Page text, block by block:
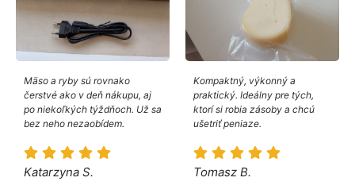
Mäso a ryby sú rovnako
čerstvé ako v deň nákupu, aj
po niekoľkých týždňoch. Už sa
bez neho nezaobídem.
Katarzyna S.
Kompaktný, výkonný a
praktický. Ideálny pre tých,
ktorí si robia zásoby a chcú
ušetriť peniaze.
Tomasz B.